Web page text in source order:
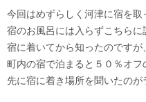
今回はめずらしく河津に宿を取
宿のお風呂には入らずこちらに
宿に着いてから知ったのです
町内の宿で泊まると５０％オ
先に宿に着き場所を聞いたのが